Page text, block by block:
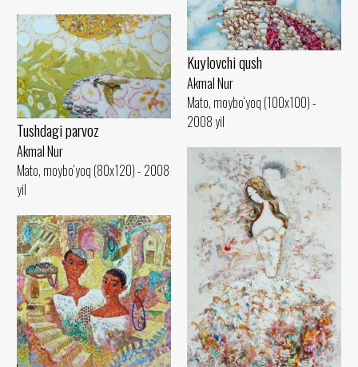
Kuylovchi qush
Akmal Nur
Mato, moybo‘yoq (100x100) -
2008 yil
Tushdagi parvoz
Akmal Nur
Mato, moybo‘yoq (80x120) - 2008
yil